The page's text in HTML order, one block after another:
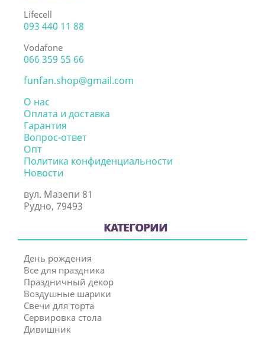
Lifecell
093 440 11 88
Vodafone
066 359 55 66
funfan.shop@gmail.com
О нас
Оплата и доставка
Гарантия
Вопрос-ответ
Опт
Политика конфиденциальности
Новости
вул. Мазепи 81
Рудно, 79493
КАТЕГОРИИ
День рождения
Все для праздника
Праздничный декор
Воздушные шарики
Свечи для торта
Сервировка стола
Дивишник